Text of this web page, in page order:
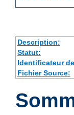
Description:
Statut:
Identificateur
Fichier Source: